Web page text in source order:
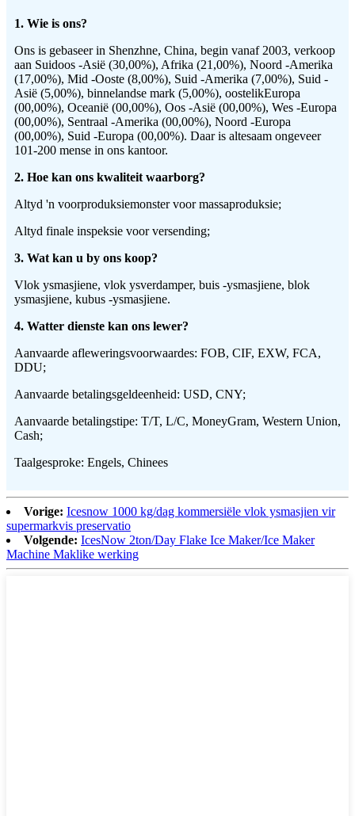
1. Wie is ons?
Ons is gebaseer in Shenzhne, China, begin vanaf 2003, verkoop
aan Suidoos -Asië (30,00%), Afrika (21,00%), Noord -Amerika
(17,00%), Mid -Ooste (8,00%), Suid -Amerika (7,00%), Suid -
Asië (5,00%), binnelandse mark (5,00%), oostelikEuropa
(00,00%), Oceanië (00,00%), Oos -Asië (00,00%), Wes -Europa
(00,00%), Sentraal -Amerika (00,00%), Noord -Europa
(00,00%), Suid -Europa (00,00%). Daar is altesaam ongeveer
101-200 mense in ons kantoor.
2. Hoe kan ons kwaliteit waarborg?
Altyd 'n voorproduksiemonster voor massaproduksie;
Altyd finale inspeksie voor versending;
3. Wat kan u by ons koop?
Vlok ysmasjiene, vlok ysverdamper, buis -ysmasjiene, blok
ysmasjiene, kubus -ysmasjiene.
4. Watter dienste kan ons lewer?
Aanvaarde afleweringsvoorwaardes: FOB, CIF, EXW, FCA,
DDU;
Aanvaarde betalingsgeldeenheid: USD, CNY;
Aanvaarde betalingstipe: T/T, L/C, MoneyGram, Western Union,
Cash;
Taalgesproke: Engels, Chinees
Vorige: Icesnow 1000 kg/dag kommersiële vlok ysmasjien vir
supermarkvis preservatio
Volgende: IcesNow 2ton/Day Flake Ice Maker/Ice Maker
Machine Maklike werking